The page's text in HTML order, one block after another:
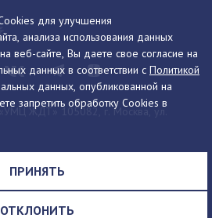
для улучшения
анализа использования данных
веб-сайте, Вы даете свое согласие на
данных в соответствии с Политикой
данных, опубликованной на
запретить обработку Cookies в
ПРИНЯТЬ
ОТКЛОНИТЬ
ЖДТ» 105082, г. Москва, ул.
info@umczdt.ru
схема проезда